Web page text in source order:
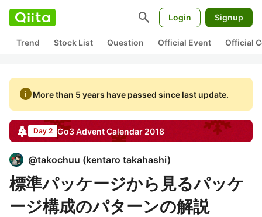
search Login Signup
Trend Stock List Question Official Event Official
infoMore than 5 years have passed since last update.
Day 2 Go3Advent Calendar 2018
@takochuu (kentaro takahashi)
標準パッケージから見るパッケ
ージ構成のパターンの解説